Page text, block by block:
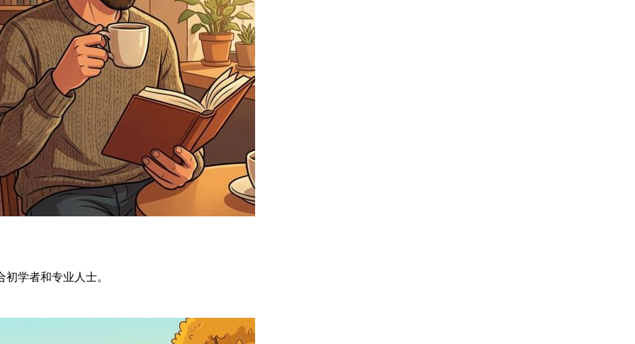
学者和专业人士。